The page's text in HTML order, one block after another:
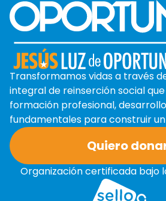
Transformamos vidas a través
integral de reinserción social
formación profesional,
fundamentales para construir
Quiero
Organización certificada bajo